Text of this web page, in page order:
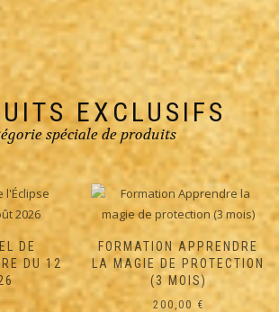
EXCLUSIFS
spéciale de produits